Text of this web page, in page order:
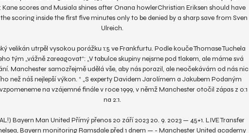
Kane scores and Musiala shines after Onana howlerChristian Eriksen should have
scoring inside the first five minutes only to be denied by a sharp save from Sven
Ulreich.
velikán utrpěl vysokou porážku 1:5 ve Frankfurtu. Podle kouče Thomase Tuchela
tým „vážně zareagovat“: „V tabulce skupiny nejsme pod tlakem, ale máme svá
Manchester samozřejmě udělá vše, aby nás porazil, ale neočekávám od nás nic
než náš nejlepší výkon. “ „S experty Davidem Jarolímem a Jakubem Podaným
na vzájemné finále v roce 1999, v němž Manchester otočil zápas z 0:1
na 2:1.
Bayern Man United Přímý přenos 20 září 2023 20. 9. 2023 — 45+1. LIVE Transfer
Bayern monitoring Ramsdale před 1 dnem — - Manchester United academy